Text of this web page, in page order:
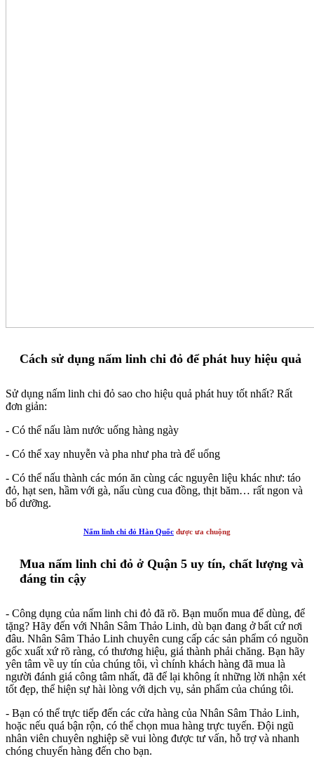
Cách sử dụng nấm linh chi đỏ để phát huy hiệu quả
Sử dụng nấm linh chi đỏ sao cho hiệu quả phát huy tốt nhất? Rất
đơn giản:
- Có thể nấu làm nước uống hàng ngày
- Có thể xay nhuyễn và pha như pha trà để uống
- Có thể nấu thành các món ăn cùng các nguyên liệu khác như: táo
đỏ, hạt sen, hầm với gà, nấu cùng cua đồng, thịt băm… rất ngon và
bổ dưỡng.
Nấm linh chi đỏ Hàn Quốc được ưa chuộng
Mua nấm linh chi đỏ ở Quận 5 uy tín, chất lượng và
đáng tin cậy
- Công dụng của nấm linh chi đỏ đã rõ. Bạn muốn mua để dùng, để
tặng? Hãy đến với Nhân Sâm Thảo Linh, dù bạn đang ở bất cứ nơi
đâu. Nhân Sâm Thảo Linh chuyên cung cấp các sản phẩm có nguồn
gốc xuất xứ rõ ràng, có thương hiệu, giá thành phải chăng. Bạn hãy
yên tâm về uy tín của chúng tôi, vì chính khách hàng đã mua là
người đánh giá công tâm nhất, đã để lại không ít những lời nhận xét
tốt đẹp, thể hiện sự hài lòng với dịch vụ, sản phẩm của chúng tôi.
- Bạn có thể trực tiếp đến các cửa hàng của Nhân Sâm Thảo Linh,
hoặc nếu quá bận rộn, có thể chọn mua hàng trực tuyến. Đội ngũ
nhân viên chuyên nghiệp sẽ vui lòng được tư vấn, hỗ trợ và nhanh
chóng chuyển hàng đến cho bạn.